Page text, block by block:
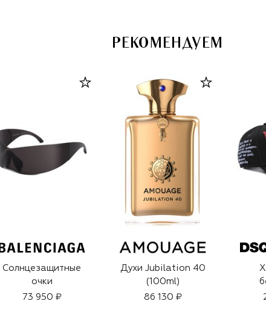
РЕКОМЕНДУЕМ
Солнцезащитные
очки
73 950 ₽
Духи Jubilation 40
(100ml)
86 130 ₽